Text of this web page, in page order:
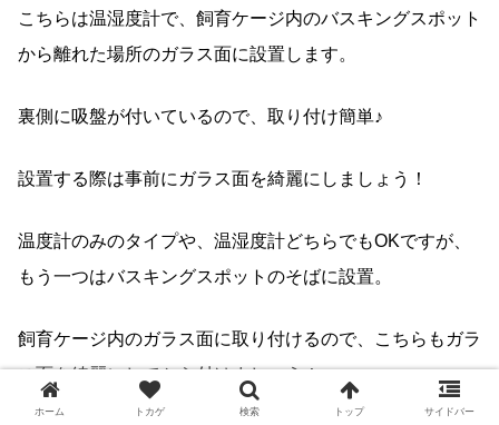
こちらは温湿度計で、飼育ケージ内のバスキングスポット
から離れた場所のガラス面に設置します。
裏側に吸盤が付いているので、取り付け簡単♪
設置する際は事前にガラス面を綺麗にしましょう！
温度計のみのタイプや、温湿度計どちらでもOKですが、
もう一つはバスキングスポットのそばに設置。
飼育ケージ内のガラス面に取り付けるので、こちらもガラ
ス面を綺麗にしてから付けましょう！
ホーム トカゲ 検索 トップ サイドバー